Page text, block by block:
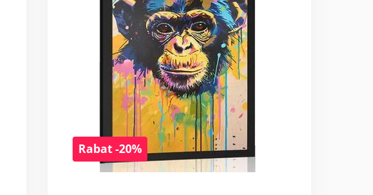
Rabat -20%